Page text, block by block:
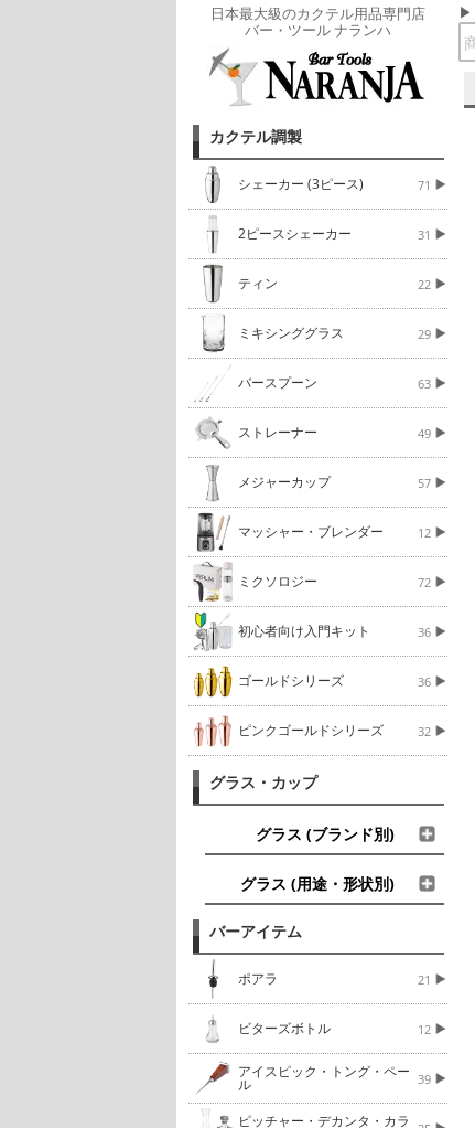
日本最大級のカクテル用品専門店
バー・ツール ナランハ
カクテル調製
シェーカー (3ピース) 71
2ピースシェーカー 31
ティン 22
ミキシンググラス 29
バースプーン 63
ストレーナー 49
メジャーカップ 57
マッシャー・ブレンダー 12
ミクソロジー 72
初心者向け入門キット 36
ゴールドシリーズ 36
ピンクゴールドシリーズ 32
グラス・カップ
グラス (ブランド別)
グラス (用途・形状別)
バーアイテム
ポアラ 21
ビターズボトル 12
アイスピック・トング・ペー
ル 39
ピッチャー・デカンタ・カラ